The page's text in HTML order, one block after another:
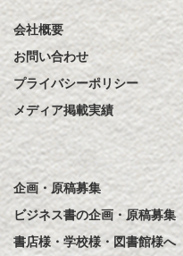
会社概要
お問い合わせ
プライバシーポリシー
メディア掲載実績
企画・原稿募集
ビジネス書の企画・原稿募集
書店様・学校様・図書館様へ